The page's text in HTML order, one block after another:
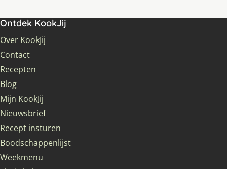
Ontdek KookJij
Over KookJij
Contact
Recepten
Blog
Mijn KookJij
Nieuwsbrief
Recept insturen
Boodschappenlijst
Weekmenu